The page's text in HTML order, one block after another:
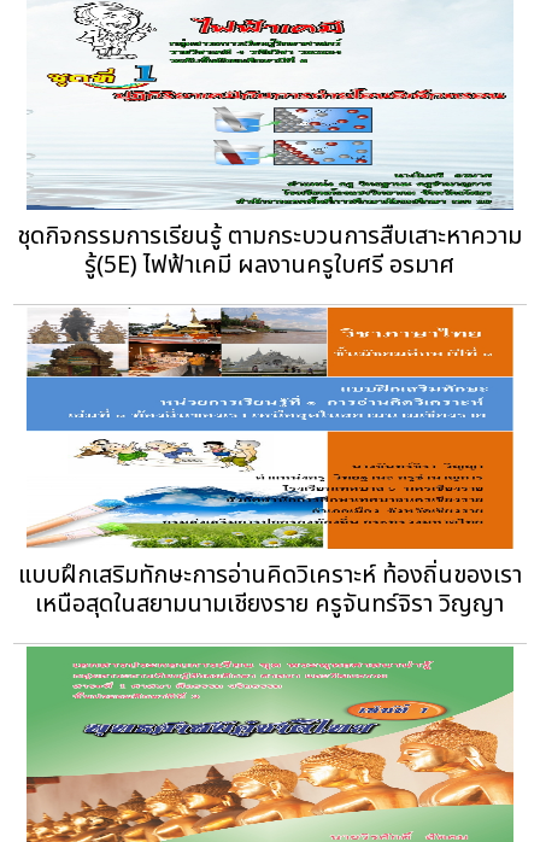
ชุดกิจกรรมการเรียนรู้ ตามกระบวนการสืบเสาะหาความ
รู้(5E) ไฟฟ้าเคมี ผลงานครูใบศรี อรมาศ
แบบฝึกเสริมทักษะการอ่านคิดวิเคราะห์ ท้องถิ่นของเรา
เหนือสุดในสยามนามเชียงราย ครูจันทร์จิรา วิญญา